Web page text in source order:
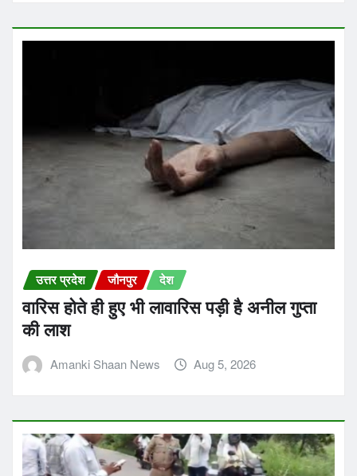
उत्तर प्रदेश जौनपुर देश
वारिस होते ही हुए भी लावारिस पड़ी है अनील गुप्ता
की लाश
Amanki Shaan News Aug 5, 2026